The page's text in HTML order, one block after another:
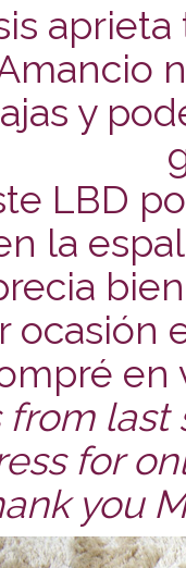
y
LBD
la
ocasión
en
last
for
you